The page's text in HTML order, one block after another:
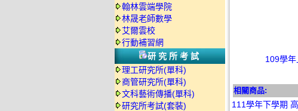
翰林雲端學院
林晟老師數學
艾爾雲校
行動補習網
研究所考試
理工研究所(單科)
商管研究所(單科)
文科藝術傳播(單科)
研究所考試(套裝)
109學
相關商品:
111學年下學期